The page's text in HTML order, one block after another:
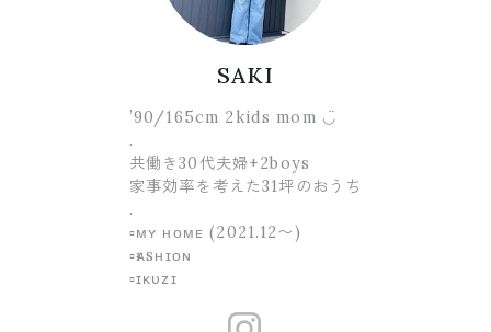
SAKI
’90/165cm 2kids mom ◡̈
.
共働き30代夫婦+2boys
家事効率を考えた31坪のおうち
.
▫️ᴍʏ ʜᴏᴍᴇ (2021.12〜)
▫️ғᴀsʜɪᴏɴ
▫️ɪᴋᴜᴢɪ